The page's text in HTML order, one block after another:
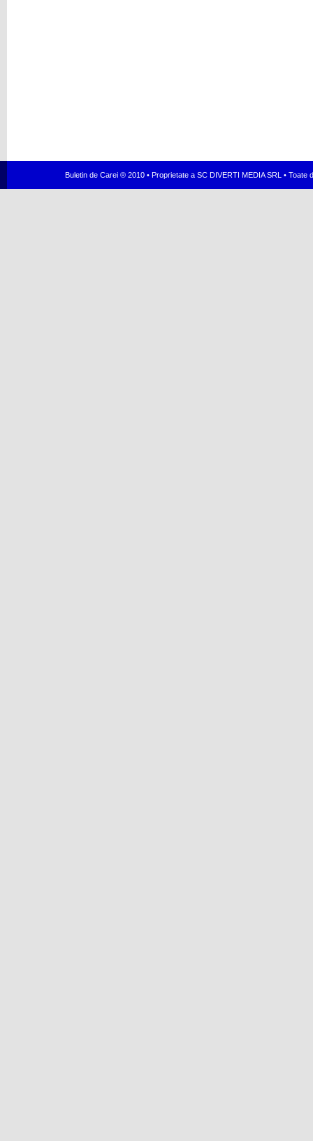
Buletin de Carei ® 2010 • Proprietate a SC DIVERTI MEDIA SRL •